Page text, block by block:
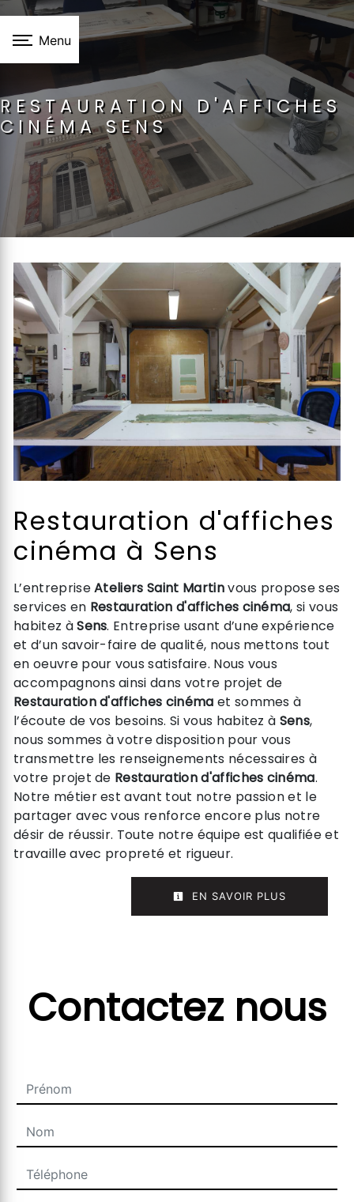
Menu
RESTAURATION D'AFFICHES
CINÉMA SENS
Restauration d'affiches
cinéma à Sens
L’entrepriseAteliers Saint Martinvous propose ses
services en Restauration d'affiches cinéma, si vous
habitez àSens. Entreprise usant d’une expérience
et d’un savoir-faire de qualité, nous mettons tout
en oeuvre pour vous satisfaire. Nous vous
accompagnons ainsi dans votre projet de
Restauration d'affiches cinéma et sommes à
l’écoute de vos besoins. Si vous habitez à Sens,
nous sommes à votre disposition pour vous
transmettre les renseignements nécessaires à
votre projet de Restauration d'affiches cinéma.
Notre métier est avant tout notre passion et le
partager avec vous renforce encore plus notre
désir de réussir. Toute notre équipe est qualifiée et
travaille avec propreté et rigueur.
EN SAVOIR PLUS
Contactez nous
Panneau de gestion des cookies